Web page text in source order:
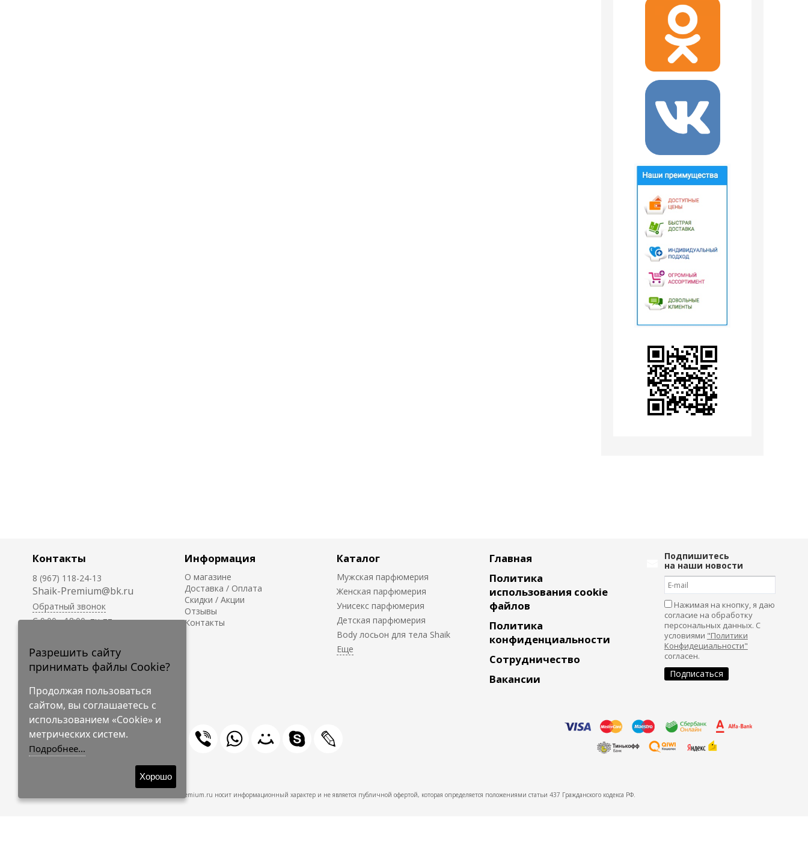
Контакты
8 (967) 118-24-13
Shaik-Premium@bk.ru
Обратный звонок
C 9:00 - 18:00, пн-пт
круглосуточно.
Информация
О магазине
Доставка / Оплата
Скидки / Акции
Отзывы
Контакты
Каталог
Мужская парфюмерия
Женская парфюмерия
Унисекс парфюмерия
Детская парфюмерия
Body лосьон для тела Shaik
Главная
Политика
использования cookie
файлов
Политика
конфиденциальности
Сотрудничество
Вакансии
Подпишитесь
на наши новости
Нажимая на кнопку, я даю
согласие на обработку
персональных данных. С
условиями "Политики
Конфидециальности"
согласен.
© 2009-2026 Shaik-Premium
Shaik-Premium.ru носит информационный характер и не является публичной офертой, которая определяется положениями статьи 437 Гражданского кодекса РФ.
Разрешить сайту
принимать файлы Cookie?
Продолжая пользоваться
сайтом, вы соглашаетесь с
использованием «Cookie» и
метрических систем.
Подробнее...
Хорошо